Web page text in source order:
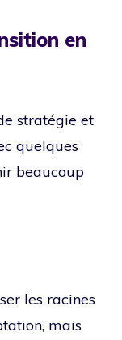
en
stratégie et
quelques
beaucoup
les racines
mais